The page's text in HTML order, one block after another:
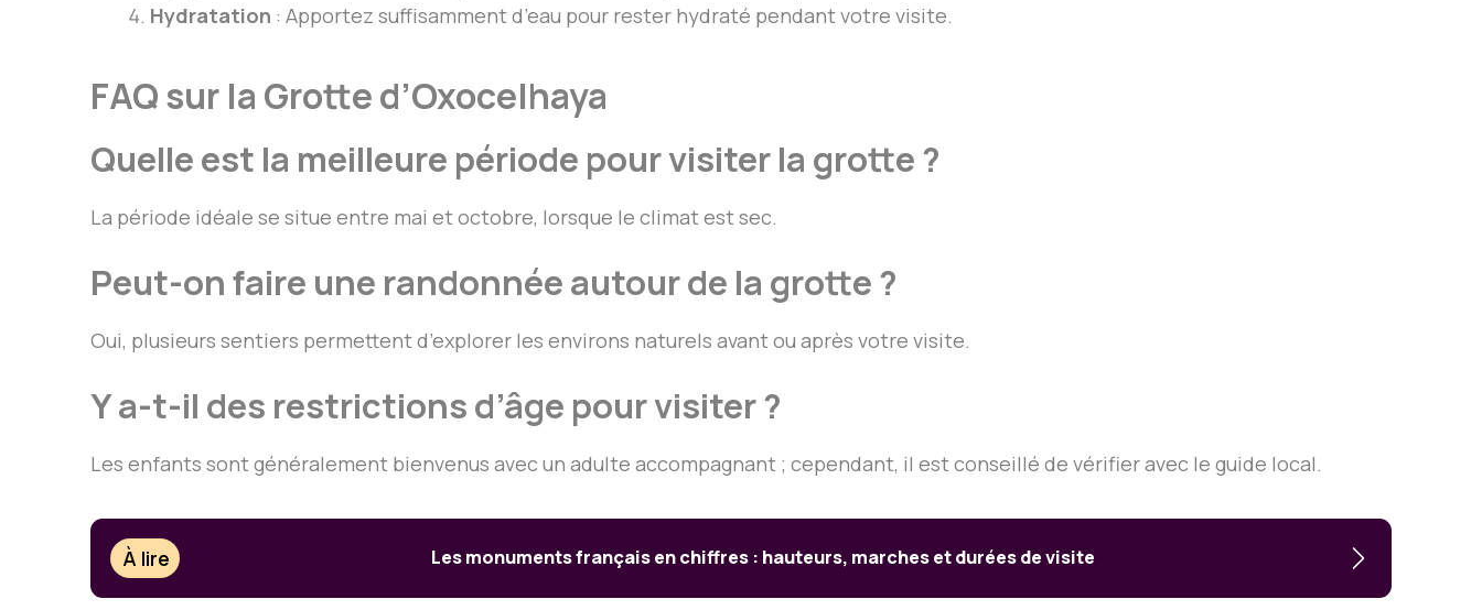
Hydratation : Apportez suffisamment d’eau pour rester hydraté pendant votre visite.
FAQ sur la Grotte d’Oxocelhaya
Quelle est la meilleure période pour visiter la grotte ?
La période idéale se situe entre mai et octobre, lorsque le climat est sec.
Peut-on faire une randonnée autour de la grotte ?
Oui, plusieurs sentiers permettent d’explorer les environs naturels avant ou après votre visite.
Y a-t-il des restrictions d’âge pour visiter ?
Les enfants sont généralement bienvenus avec un adulte accompagnant ; cependant, il est conseillé de vérifier avec le guide local.
À lire Les monuments français en chiffres : hauteurs, marches et durées de visite